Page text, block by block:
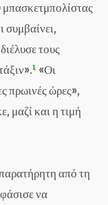
μπασκετμπολίστας
συμβαίνει,
τους
1 «Οι
πρωινές ώρες»,
μαζί και η τιμή
από τη
να